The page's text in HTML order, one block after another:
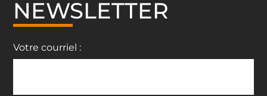
NEWSLETTER
Votre courriel :